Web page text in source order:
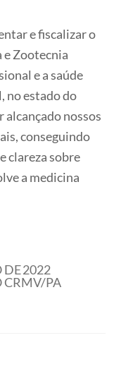
e fiscalizar o
e Zootecnia
e a saúde
no estado do
alcançado nossos
conseguindo
clareza sobre
a medicina
2022
CRMV/PA